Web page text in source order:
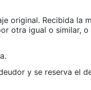
original. Recibida la
otra igual o similar,
y se reserva el